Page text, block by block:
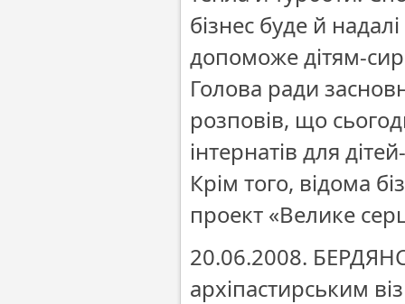
бізнес буде й
допоможе дітям-
Голова ради
розповів, що
інтернатів для
Крім того, відома
проект «Велике
20.06.2008.
архіпастирським